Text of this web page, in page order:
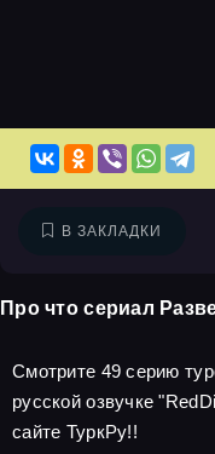
В ЗАКЛАДКИ
Про что сериал
Смотрите 49 серию
русской озвучке
сайте ТуркРу!!